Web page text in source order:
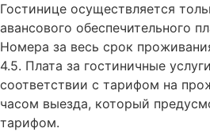
Гостинице осуществляется
авансового обеспечительного
Номера за весь срок
4.5. Плата за гостиничные
соответствии с тарифом на
часом выезда, который
тарифом.